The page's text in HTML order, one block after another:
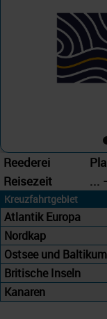
Reederei
Reisezeit
...
Kreuzfahrtgebiet
Atlantik Europa
Nordkap
Ostsee und Baltikum
Britische Inseln
Kanaren